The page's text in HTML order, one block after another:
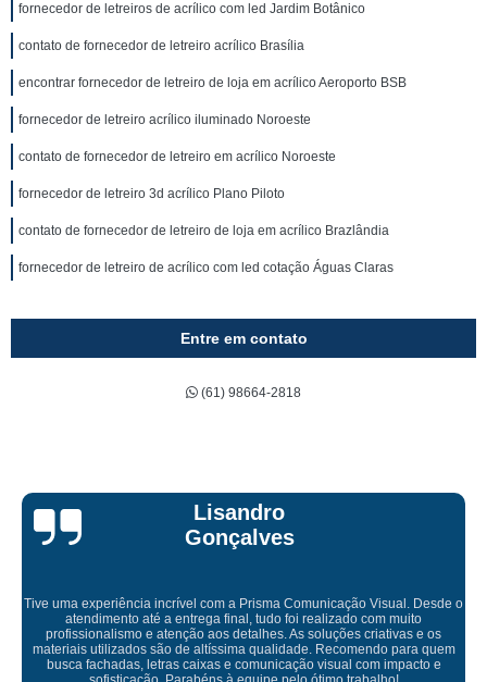
fornecedor de letreiros de acrílico com led Jardim Botânico
contato de fornecedor de letreiro acrílico Brasília
encontrar fornecedor de letreiro de loja em acrílico Aeroporto BSB
fornecedor de letreiro acrílico iluminado Noroeste
contato de fornecedor de letreiro em acrílico Noroeste
fornecedor de letreiro 3d acrílico Plano Piloto
contato de fornecedor de letreiro de loja em acrílico Brazlândia
fornecedor de letreiro de acrílico com led cotação Águas Claras
Entre em contato
(61) 98664-2818
Bruna Eduarda
Empresa maravilhosa, entregue antes do prazo e a instalação da lona
ficou perfeita, indico de olhos fechados